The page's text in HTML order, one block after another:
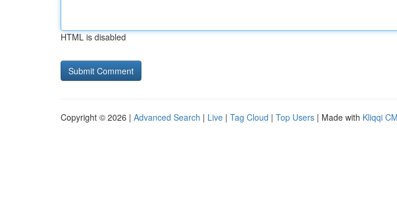
HTML is disabled
Copyright © 2026 | Advanced Search | Live | Tag Cloud | Top Users | Made with Kliqqi